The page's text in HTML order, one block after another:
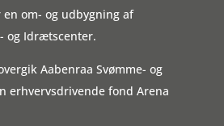
om- og udbygning af
og Idrætscenter.
Aabenraa Svømme- og
erhvervsdrivende fond Arena